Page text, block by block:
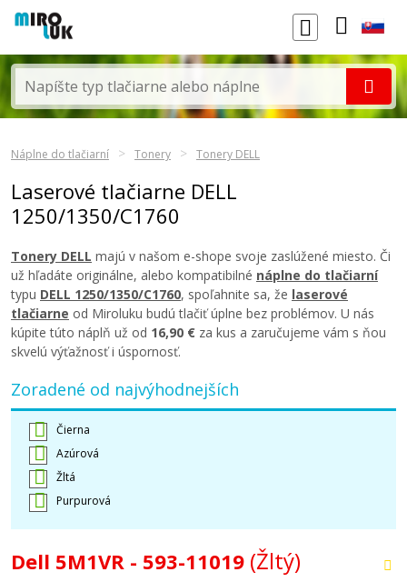
Náplne do tlačiarní Tonery Tonery DELL
Laserové tlačiarne DELL
1250/1350/C1760
Tonery DELL majú v našom e-shope svoje zaslúžené miesto. Či
už hľadáte originálne, alebo kompatibilné náplne do tlačiarní
typu DELL 1250/1350/C1760, spoľahnite sa, že laserové
tlačiarne od Miroluku budú tlačiť úplne bez problémov. U nás
kúpite túto náplň už od 16,90 € za kus a zaručujeme vám s ňou
skvelú výťažnosť i úspornosť.
Zoradené od najvýhodnejších
Čierna
Azúrová
Žltá
Purpurová
Dell 5M1VR - 593-11019 (Žltý)